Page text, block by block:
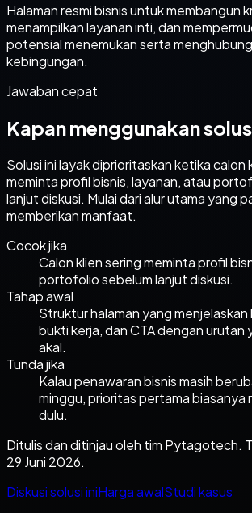
Halaman resmi bisnis untuk membangun
menampilkan layanan inti, dan
potensial menemukan serta
kebingungan.
Jawaban cepat
Kapan menggunakan
Solusi ini layak diprioritaskan ketikacalon
meminta profil bisnis, layanan, atau
lanjut diskusi. Mulai dari alur utama yang
memberikan manfaat.
Cocok jika
Calon klien sering meminta profil
portofolio sebelum lanjut diskusi.
Tahap awal
Struktur halaman yang menjelaskan
bukti kerja, dan CTA dengan urutan
akal.
Tunda jika
Kalau penawaran bisnis masih
minggu, prioritas pertama biasanya
dulu.
Ditulis dan ditinjau oleh tim Pytagotech.
29 Juni 2026.
Diskusi solusi iniHarga awalStudi kasus